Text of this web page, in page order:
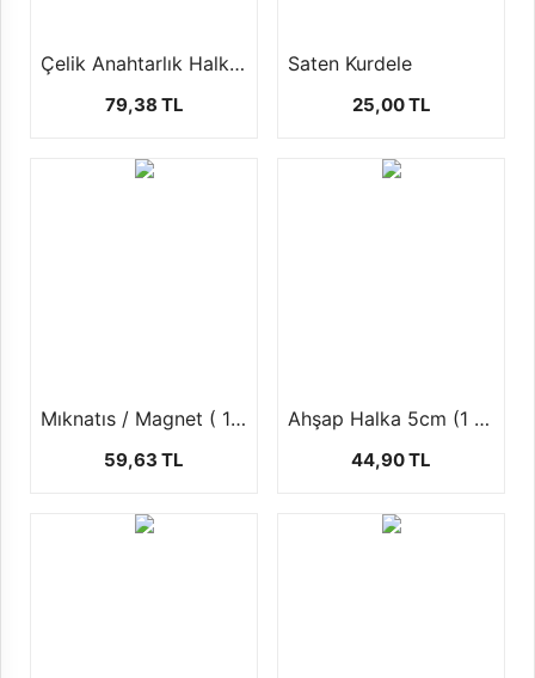
Çelik Anahtarlık Halkası ( 1 paket 50 ad )
79,38 TL
Saten Kurdele
25,00 TL
Mıknatıs / Magnet ( 1 Paket 70 ad )
59,63 TL
Ahşap Halka 5cm (1 paket 5 Adet)
44,90 TL